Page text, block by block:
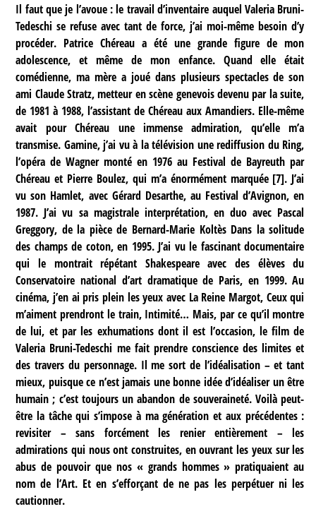
Il faut que je l’avoue : le travail d’inventaire auquel Valeria Bruni-
Tedeschi se refuse avec tant de force, j’ai moi-même besoin d’y
procéder. Patrice Chéreau a été une grande figure de mon
adolescence, et même de mon enfance. Quand elle était
comédienne, ma mère a joué dans plusieurs spectacles de son
ami Claude Stratz, metteur en scène genevois devenu par la suite,
de 1981 à 1988, l’assistant de Chéreau aux Amandiers. Elle-même
avait pour Chéreau une immense admiration, qu’elle m’a
transmise. Gamine, j’ai vu à la télévision une rediffusion du Ring,
l’opéra de Wagner monté en 1976 au Festival de Bayreuth par
Chéreau et Pierre Boulez, qui m’a énormément marquée[7]. J’ai
vu son Hamlet, avec Gérard Desarthe, au Festival d’Avignon, en
1987. J’ai vu sa magistrale interprétation, en duo avec Pascal
Greggory, de la pièce de Bernard-Marie Koltès Dans la solitude
des champs de coton, en 1995. J’ai vu le fascinant documentaire
qui le montrait répétant Shakespeare avec des élèves du
Conservatoire national d’art dramatique de Paris, en 1999. Au
cinéma, j’en ai pris plein les yeux avec La Reine Margot, Ceux qui
m’aiment prendront le train, Intimité… Mais, par ce qu’il montre
de lui, et par les exhumations dont il est l’occasion, le film de
Valeria Bruni-Tedeschi me fait prendre conscience des limites et
des travers du personnage. Il me sort de l’idéalisation – et tant
mieux, puisque ce n’est jamais une bonne idée d’idéaliser un être
humain ; c’est toujours un abandon de souveraineté. Voilà peut-
être la tâche qui s’impose à ma génération et aux précédentes :
revisiter – sans forcément les renier entièrement – les
admirations qui nous ont construites, en ouvrant les yeux sur les
abus de pouvoir que nos « grands hommes » pratiquaient au
nom de l’Art. Et en s’efforçant de ne pas les perpétuer ni les
cautionner.